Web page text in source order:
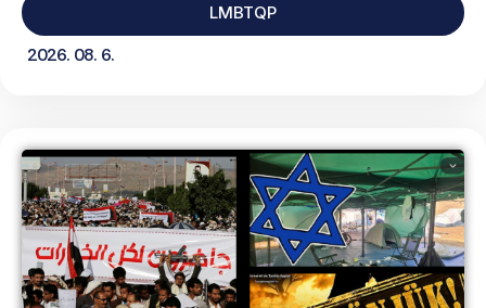
LMBTQP
2026. 08. 6.